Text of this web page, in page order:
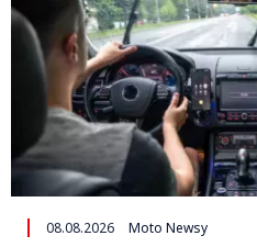
08.08.2026 Moto Newsy